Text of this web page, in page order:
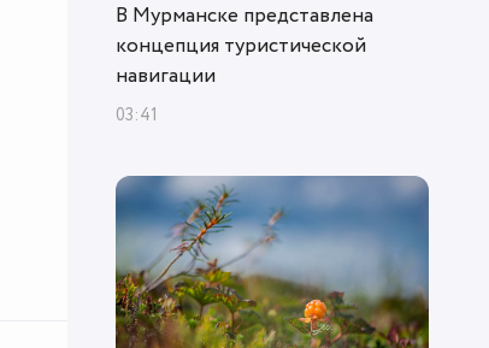
В Мурманске представлена
концепция туристической
навигации
03:41